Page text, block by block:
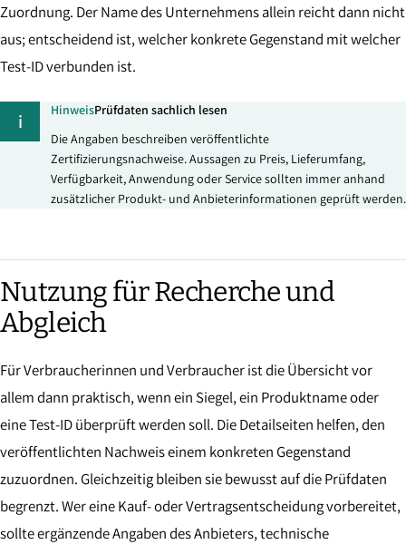
Zuordnung. Der Name des Unternehmens allein reicht dann nicht
aus; entscheidend ist, welcher konkrete Gegenstand mit welcher
Test-ID verbunden ist.
i HinweisPrüfdaten sachlich lesen
Die Angaben beschreiben veröffentlichte
Zertifizierungsnachweise. Aussagen zu Preis, Lieferumfang,
Verfügbarkeit, Anwendung oder Service sollten immer anhand
zusätzlicher Produkt- und Anbieterinformationen geprüft werden.
Nutzung für Recherche und
Abgleich
Für Verbraucherinnen und Verbraucher ist die Übersicht vor
allem dann praktisch, wenn ein Siegel, ein Produktname oder
eine Test-ID überprüft werden soll. Die Detailseiten helfen, den
veröffentlichten Nachweis einem konkreten Gegenstand
zuzuordnen. Gleichzeitig bleiben sie bewusst auf die Prüfdaten
begrenzt. Wer eine Kauf- oder Vertragsentscheidung vorbereitet,
sollte ergänzende Angaben des Anbieters, technische